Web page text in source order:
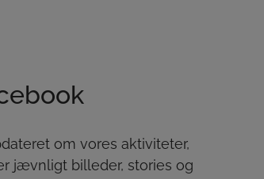
om vores aktiviteter,
jævnligt billeder, stories og